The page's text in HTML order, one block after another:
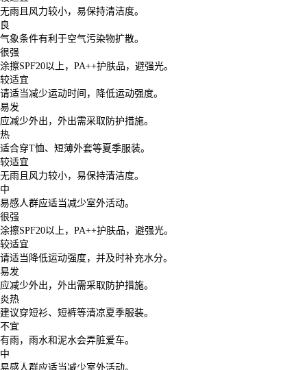
无雨且风力较小，易保持清洁度。
良
气象条件有利于空气污染物扩散。
很强
涂擦SPF20以上，PA++护肤品，避强光。
较适宜
请适当减少运动时间，降低运动强度。
易发
应减少外出，外出需采取防护措施。
热
适合穿T恤、短薄外套等夏季服装。
较适宜
无雨且风力较小，易保持清洁度。
中
易感人群应适当减少室外活动。
很强
涂擦SPF20以上，PA++护肤品，避强光。
较适宜
请适当降低运动强度，并及时补充水分。
易发
应减少外出，外出需采取防护措施。
炎热
建议穿短衫、短裤等清凉夏季服装。
不宜
有雨，雨水和泥水会弄脏爱车。
中
易感人群应适当减少室外活动。